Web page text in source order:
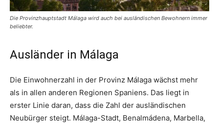
Die Provinzhauptstadt Málaga wird auch bei ausländischen Bewohnern immer
beliebter.
Ausländer in Málaga
Die Einwohnerzahl in der Provinz Málaga wächst mehr
als in allen anderen Regionen Spaniens. Das liegt in
erster Linie daran, dass die Zahl der ausländischen
Neubürger steigt. Málaga-Stadt, Benalmádena, Marbella,